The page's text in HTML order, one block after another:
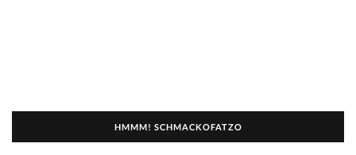
HMMM! SCHMACKOFATZO